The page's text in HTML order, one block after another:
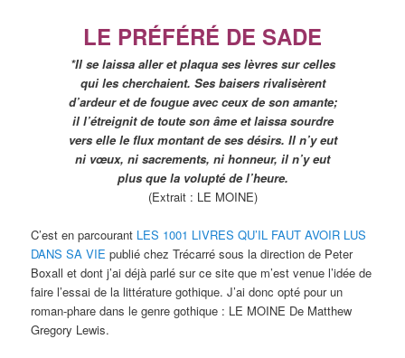
LE PRÉFÉRÉ DE SADE
*Il se laissa aller et plaqua ses lèvres sur celles
qui les cherchaient. Ses baisers rivalisèrent
d’ardeur et de fougue avec ceux de son amante;
il l’étreignit de toute son âme et laissa sourdre
vers elle le flux montant de ses désirs. Il n’y eut
ni vœux, ni sacrements, ni honneur, il n’y eut
plus que la volupté de l’heure.
(Extrait : LE MOINE)
C’est en parcourant LES 1001 LIVRES QU’IL FAUT AVOIR LUS
DANS SA VIE publié chez Trécarré sous la direction de Peter
Boxall et dont j’ai déjà parlé sur ce site que m’est venue l’idée de
faire l’essai de la littérature gothique. J’ai donc opté pour un
roman-phare dans le genre gothique : LE MOINE De Matthew
Gregory Lewis.